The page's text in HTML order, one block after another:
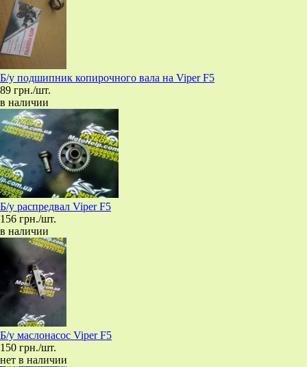
Б/у подшипник копирочного вала на Viper F5
89 грн./шт.
в наличии
Б/у распредвал Viper F5
156 грн./шт.
в наличии
Б/у маслонасос Viper F5
150 грн./шт.
нет в наличии